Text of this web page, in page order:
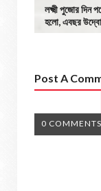
লক্ষ্মী পুজোর দিন
হলো, এবছর
Post A
0